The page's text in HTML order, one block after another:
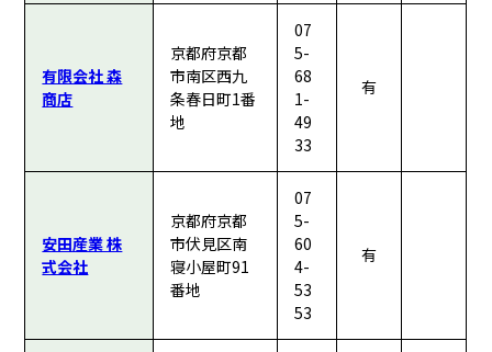
有限会社 森
商店
京都府京都
市南区西九
条春日町1番
地
07
5-
68
1-
49
33
有
安田産業 株
式会社
京都府京都
市伏見区南
寝小屋町91
番地
07
5-
60
4-
53
53
有